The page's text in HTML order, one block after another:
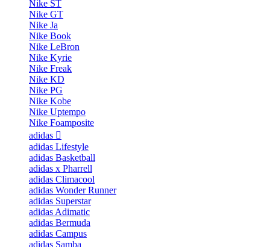
Nike ST
Nike GT
Nike Ja
Nike Book
Nike LeBron
Nike Kyrie
Nike Freak
Nike KD
Nike PG
Nike Kobe
Nike Uptempo
Nike Foamposite
adidas
adidas Lifestyle
adidas Basketball
adidas x Pharrell
adidas Climacool
adidas Wonder Runner
adidas Superstar
adidas Adimatic
adidas Bermuda
adidas Campus
adidas Samba